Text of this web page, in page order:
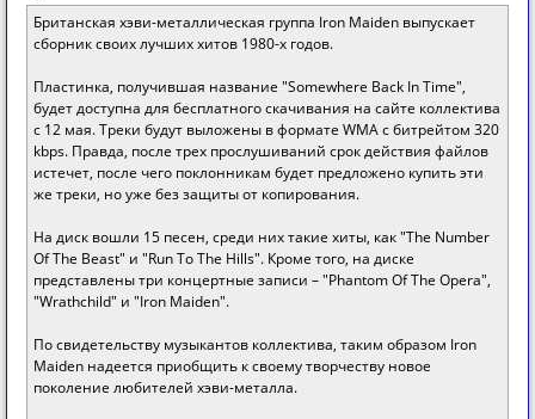
Британская хэви-металлическая группа Iron Maiden выпускает
сборник своих лучших хитов 1980-х годов.
Пластинка, получившая название "Somewhere Back In Time",
будет доступна для бесплатного скачивания на сайте коллектива
с 12 мая. Треки будут выложены в формате WMA с битрейтом 320
kbps. Правда, после трех прослушиваний срок действия файлов
истечет, после чего поклонникам будет предложено купить эти
же треки, но уже без защиты от копирования.
На диск вошли 15 песен, среди них такие хиты, как "The Number
Of The Beast" и "Run To The Hills". Кроме того, на диске
представлены три концертные записи – "Phantom Of The Opera",
"Wrathchild" и "Iron Maiden".
По свидетельству музыкантов коллектива, таким образом Iron
Maiden надеется приобщить к своему творчеству новое
поколение любителей хэви-металла.